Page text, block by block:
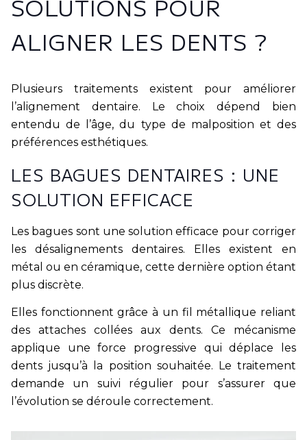
SOLUTIONS POUR
ALIGNER LES DENTS ?
Plusieurs traitements existent pour améliorer
l’alignement dentaire. Le choix dépend bien
entendu de l’âge, du type de malposition et des
préférences esthétiques.
LES BAGUES DENTAIRES : UNE
SOLUTION EFFICACE
Les bagues sont une solution efficace pour corriger
les désalignements dentaires. Elles existent en
métal ou en céramique, cette dernière option étant
plus discrète.
Elles fonctionnent grâce à un fil métallique reliant
des attaches collées aux dents. Ce mécanisme
applique une force progressive qui déplace les
dents jusqu’à la position souhaitée. Le traitement
demande un suivi régulier pour s’assurer que
l’évolution se déroule correctement.